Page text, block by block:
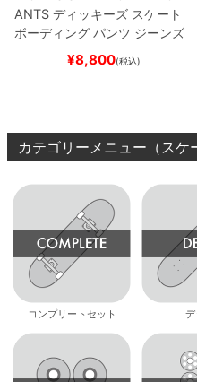
ANTS ディッキーズ スケート
ボーディング パンツ ジーンズ
SLIM FIT 30 LENGTH
スケートボード スケボ
¥8,800(税込)
カテゴリーメニュー（スケ
コンプリートセット